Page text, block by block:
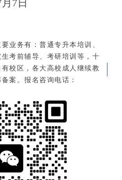
7日
业务有：普通专升本培训、
考前辅导、考研培训等，十
校区，各大高校成人继续教
案。报名咨询电话：